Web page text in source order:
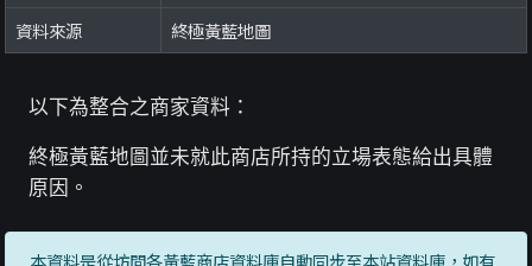
資料來源
終極黃藍地圖
以下為整合之商家資料：
終極黃藍地圖並未就此商店所持的立場表態給出具體
原因。
本資料是從坊間各黃藍商店資料庫自動同步至本站資料庫，如有